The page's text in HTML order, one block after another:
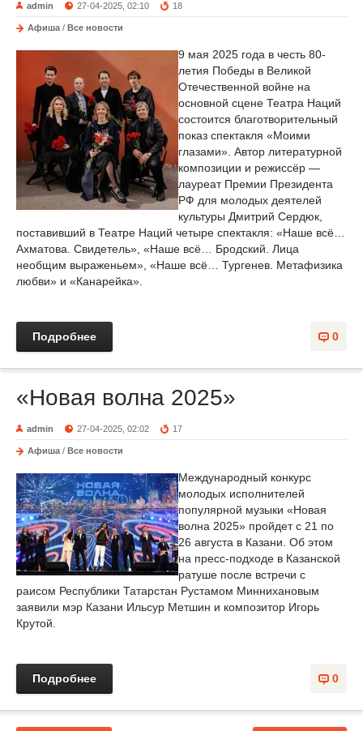
admin 27-04-2025, 02:10 18
Афиша / Все новости
9 мая 2025 года в честь 80-
летия Победы в Великой
Отечественной войне на
основной сцене Театра Наций
состоится благотворительный
показ спектакля «Моими
глазами». Автор литературной
композиции и режиссёр —
лауреат Премии Президента
РФ для молодых деятелей
культуры Дмитрий Сердюк,
поставивший в Театре Наций четыре спектакля: «Наше всё…
Ахматова. Свидетель», «Наше всё… Бродский. Лица
необщим выраженьем», «Наше всё… Тургенев. Метафизика
любви» и «Канарейка».
0
Подробнее
«Новая волна 2025»
admin 27-04-2025, 02:02 17
Афиша / Все новости
Международный конкурс
молодых исполнителей
популярной музыки «Новая
волна 2025» пройдет с 21 по
26 августа в Казани. Об этом
на пресс-подходе в Казанской
ратуше после встречи с
раисом Республики Татарстан Рустамом Миннихановым
заявили мэр Казани Ильсур Метшин и композитор Игорь
Крутой.
0
Подробнее